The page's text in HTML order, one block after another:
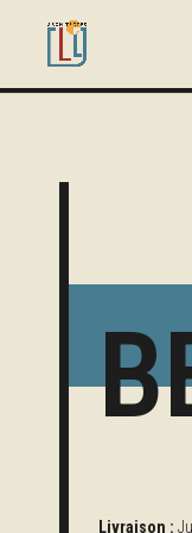
Livraison :